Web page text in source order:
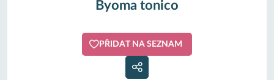
Byoma tonico
PŘIDAT NA SEZNAM